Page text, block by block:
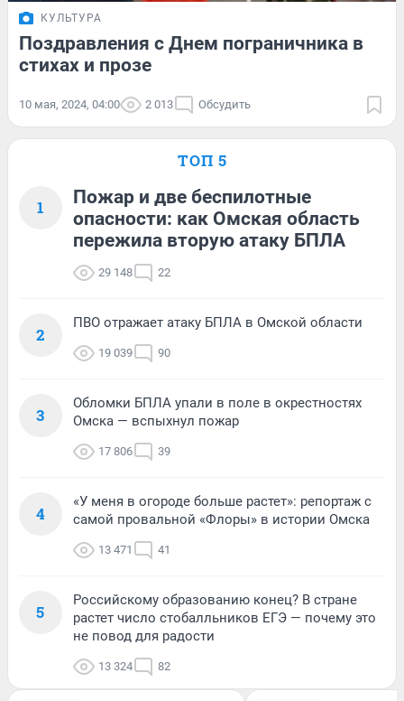
КУЛЬТУРА
Поздравления с Днем пограничника в
стихах и прозе
10 мая, 2024, 04:00 2 013 Обсудить
ТОП 5
1
Пожар и две беспилотные
опасности: как Омская область
пережила вторую атаку БПЛА
29 148 22
2
ПВО отражает атаку БПЛА в Омской области
19 039 90
3
Обломки БПЛА упали в поле в окрестностях
Омска — вспыхнул пожар
17 806 39
4
«У меня в огороде больше растет»: репортаж с
самой провальной «Флоры» в истории Омска
13 471 41
5
Российскому образованию конец? В стране
растет число стобалльников ЕГЭ — почему это
не повод для радости
13 324 82